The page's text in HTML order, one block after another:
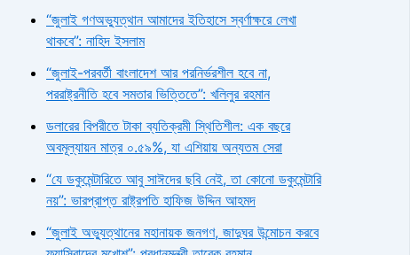
“জুলাই গণঅভ্যুত্থান আমাদের ইতিহাসে স্বর্ণাক্ষরে লেখা
থাকবে”: নাহিদ ইসলাম
“জুলাই-পরবর্তী বাংলাদেশ আর পরনির্ভরশীল হবে না,
পররাষ্ট্রনীতি হবে সমতার ভিত্তিতে”: খলিলুর রহমান
ডলারের বিপরীতে টাকা ব্যতিক্রমী স্থিতিশীল: এক বছরে
অবমূল্যায়ন মাত্র ০.৫৯%, যা এশিয়ায় অন্যতম সেরা
“যে ডকুমেন্টারিতে আবু সাঈদের ছবি নেই, তা কোনো ডকুমেন্টারি
নয়”: ভারপ্রাপ্ত রাষ্ট্রপতি হাফিজ উদ্দিন আহমদ
“জুলাই অভ্যুত্থানের মহানায়ক জনগণ, জাদুঘর উন্মোচন করবে